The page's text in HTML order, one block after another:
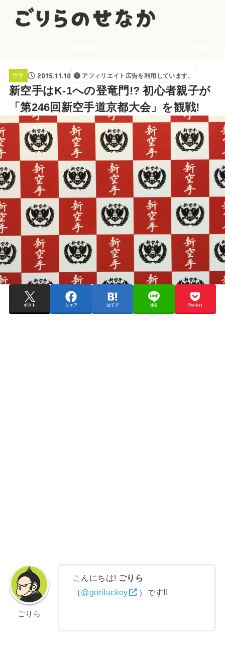
空手 2015.11.10 アフィリエイト広告を利用しています。
新空手はK-1への登竜門!? 初心者親子が
「第246回新空手道京都大会」を観戦!
ポスト シェア はてブ 送る Pocket
ごりら
こんにちは! ごりら
（@goriluckey ）です!!